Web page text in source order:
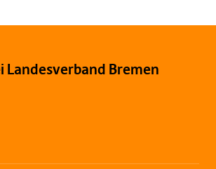
Bremen